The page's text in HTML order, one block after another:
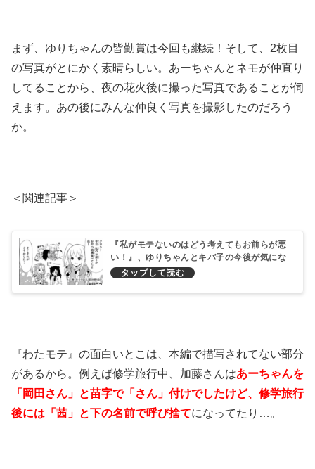
まず、ゆりちゃんの皆勤賞は今回も継続！そして、2枚目
の写真がとにかく素晴らしい。あーちゃんとネモが仲直り
してることから、夜の花火後に撮った写真であることが伺
えます。あの後にみんな仲良く写真を撮影したのだろう
か。
＜関連記事＞
『私がモテないのはどう考えてもお前らが悪
い！』、ゆりちゃんとキバ子の今後が気にな
ります！
『わたモテ』の面白いとこは、本編で描写されてない部分
があるから。例えば修学旅行中、加藤さんはあーちゃんを
「岡田さん」と苗字で「さん」付けでしたけど、修学旅行
後には「茜」と下の名前で呼び捨てになってたり…。